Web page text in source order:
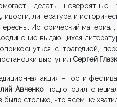
делать
литература и
Исторический
выдающихся
с трагедией,
выступил Сергей
акция – гости
Авченкоподготовил
было столько, что всем не